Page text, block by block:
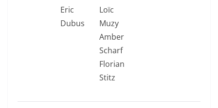
Eric
Dubus
Loïc
Muzy
Amber
Scharf
Florian
Stitz